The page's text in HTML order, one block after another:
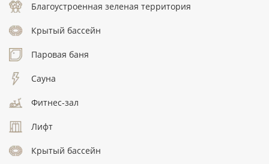
Благоустроенная зеленая территория
Крытый бассейн
Паровая баня
Сауна
Фитнес-зал
Лифт
Крытый бассейн